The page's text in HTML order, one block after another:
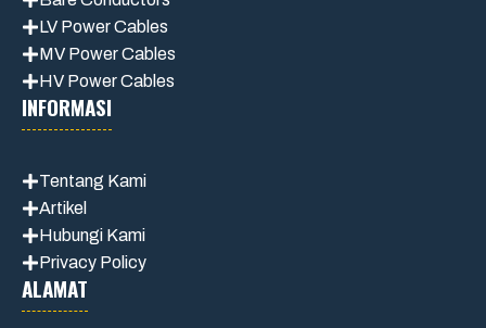
LV Power Cables
MV Power Cables
HV Power Cables
INFORMASI
Tentang Kami
Artikel
Hubungi Kami
Privacy Policy
ALAMAT